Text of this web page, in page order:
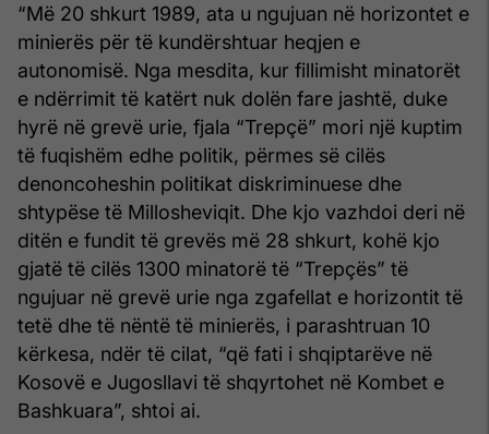
“Më 20 shkurt 1989, ata u ngujuan në horizontet e
minierës për të kundërshtuar heqjen e
autonomisë. Nga mesdita, kur fillimisht minatorët
e ndërrimit të katërt nuk dolën fare jashtë, duke
hyrë në grevë urie, fjala “Trepçë” mori një kuptim
të fuqishëm edhe politik, përmes së cilës
denoncoheshin politikat diskriminuese dhe
shtypëse të Millosheviqit. Dhe kjo vazhdoi deri në
ditën e fundit të grevës më 28 shkurt, kohë kjo
gjatë të cilës 1300 minatorë të “Trepçës” të
ngujuar në grevë urie nga zgafellat e horizontit të
tetë dhe të nëntë të minierës, i parashtruan 10
kërkesa, ndër të cilat, “që fati i shqiptarëve në
Kosovë e Jugosllavi të shqyrtohet në Kombet e
Bashkuara”, shtoi ai.